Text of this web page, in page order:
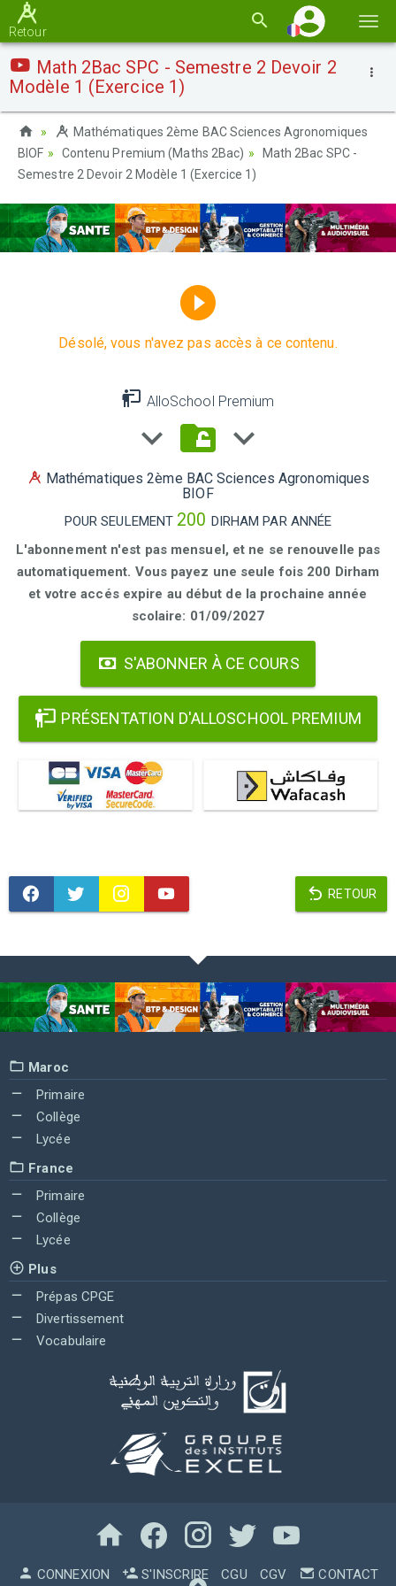
la
Retour
Math 2Bac SPC - Semestre 2 Devoir 2
Modèle 1 (Exercice 1)
Mathématiques 2ème BAC Sciences Agronomiques
BIOF
Contenu Premium (Maths 2Bac)
Math 2Bac SPC -
Semestre 2 Devoir 2 Modèle 1 (Exercice 1)
Désolé, vous n'avez pas accès à ce contenu.
AlloSchool Premium
Mathématiques 2ème BAC Sciences Agronomiques
BIOF
POUR SEULEMENT 200 DIRHAM PAR ANNÉE
L'abonnement n'est pas mensuel, et ne se renouvelle pas
automatiquement. Vous payez une seule fois 200 Dirham
et votre accés expire au début de la prochaine année
scolaire: 01/09/2027
S'ABONNER À CE COURS
PRÉSENTATION D'ALLOSCHOOL PREMIUM
RETOUR
Maroc
Primaire
Collège
Lycée
France
Primaire
Collège
Lycée
Plus
Prépas CPGE
Divertissement
Vocabulaire
CONNEXION S'INSCRIRE CGU CGV CONTACT